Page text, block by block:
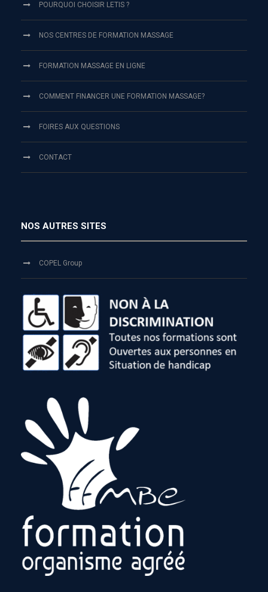
POURQUOI CHOISIR LETIS ?
NOS CENTRES DE FORMATION MASSAGE
FORMATION MASSAGE EN LIGNE
COMMENT FINANCER UNE FORMATION MASSAGE?
FOIRES AUX QUESTIONS
CONTACT
NOS AUTRES SITES
COPEL Group